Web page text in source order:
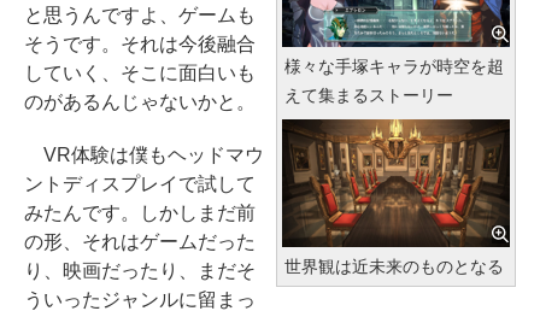
様々な手塚キャラが時空を超
えて集まるストーリー
世界観は近未来のものとなる
と思うんですよ、ゲームも
そうです。それは今後融合
していく、そこに面白いも
のがあるんじゃないかと。
VR体験は僕もヘッドマウ
ントディスプレイで試して
みたんです。しかしまだ前
の形、それはゲームだった
り、映画だったり、まだそ
ういったジャンルに留まっ